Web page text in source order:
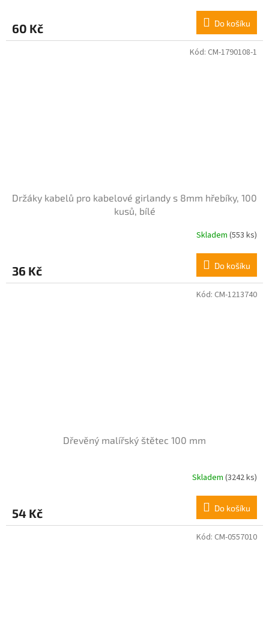
60 Kč Do košíku
Držáky kabelů pro kabelové girlandy s 8mm hřebíky, 100
kusů, bílé
je
5,0
Skladem(553 ks)
36 Kč Do košíku
Kód: CM-1790108-1
Dřevěný malířský štětec 100 mm
je
5,0
Skladem(3242 ks)
54 Kč Do košíku
Kód: CM-1213740
Kód: CM-0557010